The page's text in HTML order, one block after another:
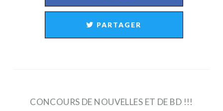
CONCOURS DE NOUVELLES ET DE BD !!!
PARTAGER